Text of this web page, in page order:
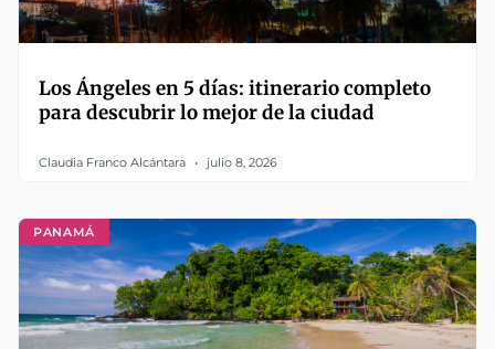
Los Ángeles en 5 días: itinerario completo
para descubrir lo mejor de la ciudad
Claudia Franco Alcántara julio 8, 2026
PANAMÁ